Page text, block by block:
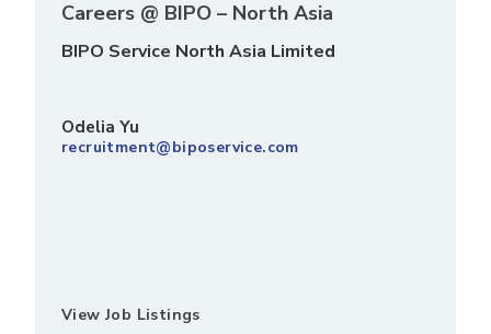
Careers @ BIPO – North Asia
BIPO Service North Asia Limited
Odelia Yu
recruitment@biposervice.com
View Job Listings